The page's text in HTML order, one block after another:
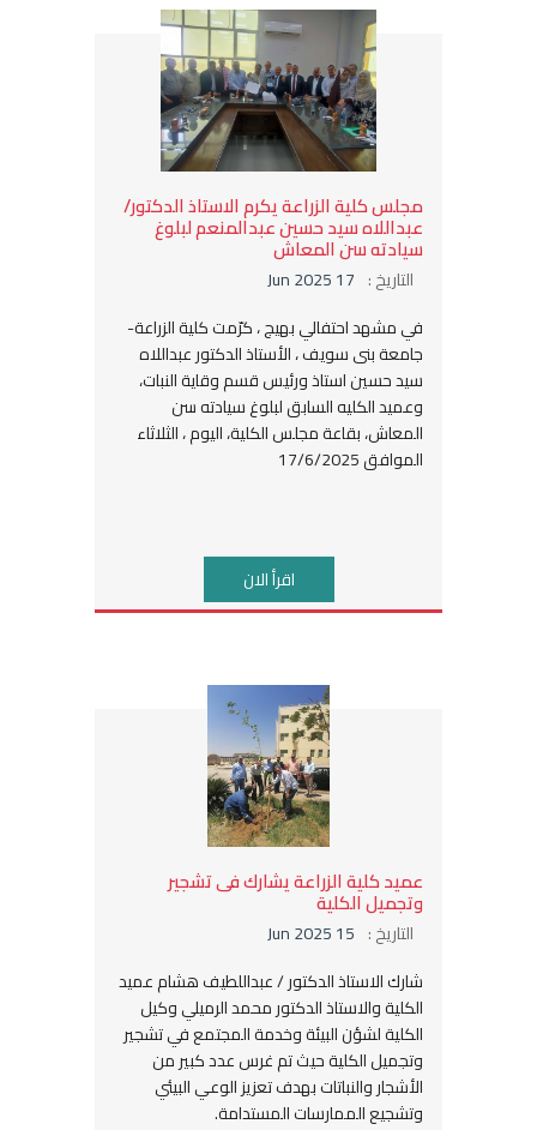
مجلس كلية الزراعة يكرم الاستاذ الدكتور/
عبداللاه سيد حسين عبدالمنعم لبلوغ
سيادته سن المعاش
التاريخ : 17 Jun 2025
في مشهد احتفالي بهيج ، كرّمت كلية الزراعة-
جامعة بنى سويف ، الأستاذ الدكتور عبداللاه
سيد حسين استاذ ورئيس قسم وقاية النبات،
وعميد الكليه السابق لبلوغ سيادته سن
المعاش، بقاعة مجلس الكلية، اليوم ، الثلاثاء
الموافق 17/6/2025
اقرأ الان
عميد كلية الزراعة يشارك فى تشجير
وتجميل الكلية
التاريخ : 15 Jun 2025
شارك الاستاذ الدكتور / عبداللطيف هشام عميد
الكلية والاستاذ الدكتور محمد الرميلي وكيل
الكلية لشؤن البيئة وخدمة المجتمع في تشجير
وتجميل الكلية حيث تم غرس عدد كبير من
الأشجار والنباتات بهدف تعزيز الوعي البيئي
وتشجيع الممارسات المستدامة.